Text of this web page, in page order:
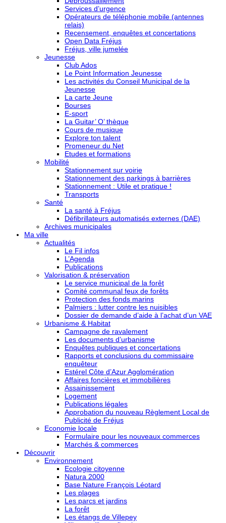
Services d’urgence
Opérateurs de téléphonie mobile (antennes
relais)
Recensement, enquêtes et concertations
Open Data Fréjus
Fréjus, ville jumelée
Jeunesse
Club Ados
Le Point Information Jeunesse
Les activités du Conseil Municipal de la
Jeunesse
La carte Jeune
Bourses
E-sport
La Guitar’ O’ thèque
Cours de musique
Explore ton talent
Promeneur du Net
Etudes et formations
Mobilité
Stationnement sur voirie
Stationnement des parkings à barrières
Stationnement : Utile et pratique !
Transports
Santé
La santé à Fréjus
Défibrillateurs automatisés externes (DAE)
Archives municipales
Ma ville
Actualités
Le Fil infos
L’Agenda
Publications
Valorisation & préservation
Le service municipal de la forêt
Comité communal feux de forêts
Protection des fonds marins
Palmiers : lutter contre les nuisibles
Dossier de demande d’aide à l’achat d’un VAE
Urbanisme & Habitat
Campagne de ravalement
Les documents d’urbanisme
Enquêtes publiques et concertations
Rapports et conclusions du commissaire
enquêteur
Estérel Côte d’Azur Agglomération
Affaires foncières et immobilières
Assainissement
Logement
Publications légales
Approbation du nouveau Règlement Local de
Publicité de Fréjus
Economie locale
Formulaire pour les nouveaux commerces
Marchés & commerces
Découvrir
Environnement
Ecologie citoyenne
Natura 2000
Base Nature François Léotard
Les plages
Les parcs et jardins
La forêt
Les étangs de Villepey